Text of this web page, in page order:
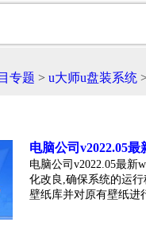
专题 > u大师u盘装系统
电脑公司v2022.05
电脑公司v2022.05最新
化改良,确保系统的运
壁纸库并对原有壁纸进